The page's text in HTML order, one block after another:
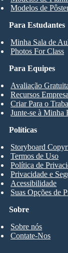
Para Estudantes
Minha Sala de
Photos For Class
Modelos de
Para Equipes
Avaliação
Recursos
Criar Para o
Junte-se à Minha
Sobre
Sobre nós
Contate-Nos
Políticas
Storyboard
Termos de Uso
Política de
Privacidade e
Acessibilidade
Suas Opções de